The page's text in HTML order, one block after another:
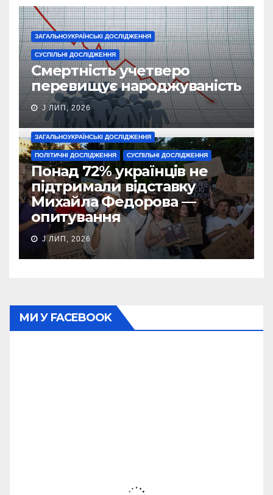
ЗАГАЛЬНОУКРАЇНСЬКІ ДОСЛІДЖЕННЯ
СУСПІЛЬНІ ДОСЛІДЖЕННЯ
Смертність учетверо
перевищує народжуваність
J ЛИП, 2026
ЗАГАЛЬНОУКРАЇНСЬКІ ДОСЛІДЖЕННЯ
ПОЛІТИЧНІ ДОСЛІДЖЕННЯ СУСПІЛЬНІ ДОСЛІДЖЕННЯ
Понад 72% українців не
підтримали відставку
Михайла Федорова —
опитування
J ЛИП, 2026
МИ У FACEBOOK